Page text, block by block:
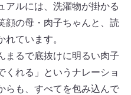
アルには、洗濯物が掛かる
顔の母・肉子ちゃんと、読
ています。
まるで底抜けに明るい肉子
くれる」というナレーショ
らも、すべてを包み込んで